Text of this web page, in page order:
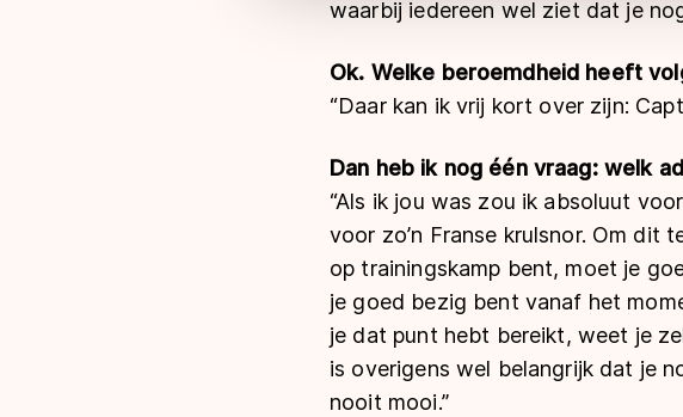
waarbij iedereen wel ziet dat je
Ok. Welke beroemdheid heeft
“Daar kan ik vrij kort over zijn:
Dan heb ik nog één vraag: welk
“Als ik jou was zou ik absoluut
voor zo’n Franse krulsnor. Om dit
op trainingskamp bent, moet je
je goed bezig bent vanaf het
je dat punt hebt bereikt, weet je
is overigens wel belangrijk dat je
nooit mooi.”